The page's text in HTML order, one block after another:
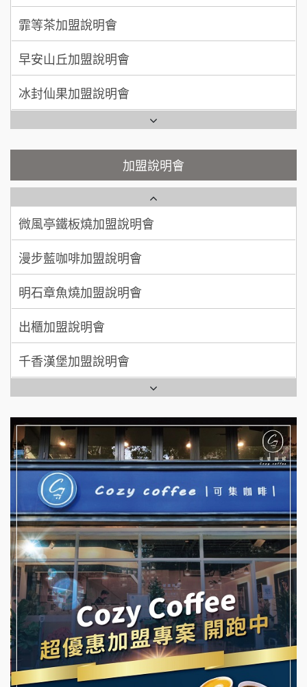
何 先生/小姐
加盟預算
呂 先生/小姐
加盟預算 200萬~400萬
顏 先生/小姐 台北市
廖 先生/小姐 高雄市
加盟預算
早安山丘加盟說明會
冰封仙果加盟說明會
Ramble Café 漫步藍咖啡加盟說明會
微風亭鐵板燒加盟說明會
【曉妍美妝】誠徵行政櫃檯
自助洗衣店誠徵代洗收送人員(台中市)
MUSHEN徵SPA美容芳療師
日十。早午食加盟說明會
拾鑶火鍋加盟說明會
全家加盟說明會
彭富貴加盟說明會
NU PASTA義大利麵加盟說明會
潮鍋癮加盟說明會
蓁伙烤倆吃加盟說明會
霏等茶加盟說明會
早安山丘加盟說明會
冰封仙果加盟說明會
Ramble Café 漫步藍咖啡加盟說明會
加盟說明會
手作功夫茶加盟說明會
SHARE TEA歇腳亭加盟說明會
潮味決-湯滷專門店加盟說明會
微風亭鐵板燒加盟說明會
漫步藍咖啡加盟說明會
明石章魚燒加盟說明會
出櫃加盟說明會
千香漢堡加盟說明會
七盞茶加盟說明會
拉亞漢堡加盟說明會
杜芳子古味茶鋪加盟說明會
優握握×酸奶大獅加盟說明會
冬城門加盟說明會
拾鑶火鍋加盟說明會
阿性情趣無人販售所加盟明會
龍涎居好湯加盟說明會
舒油頭加盟說明會
韓金量加盟說明會